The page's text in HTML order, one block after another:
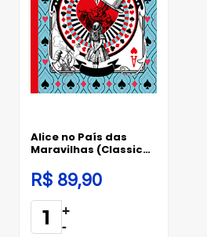
Alice no País das
Maravilhas (Classic
R$ 89,90
+
-